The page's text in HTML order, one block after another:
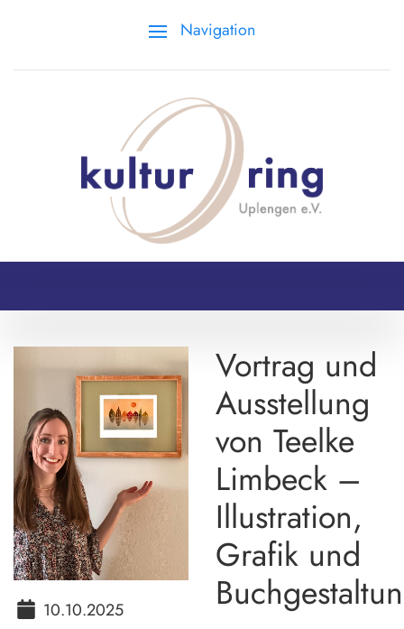
Navigation
10.10.2025
Vortrag und
Ausstellung
von Teelke
Limbeck –
Illustration,
Grafik und